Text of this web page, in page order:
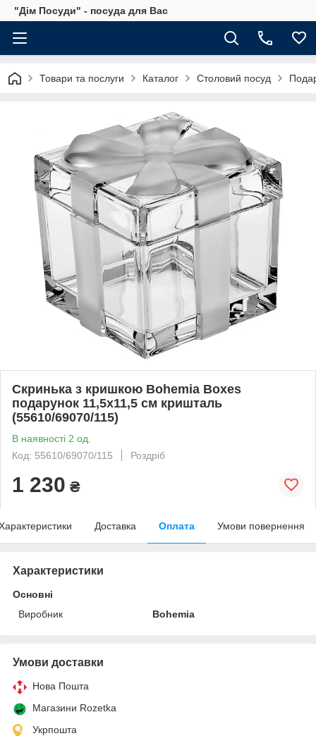
"Дім Посуди" - посуда для Вас
Товари та послуги Каталог Столовий посуд
Скринька з кришкою Bohemia Boxes
подарунок 11,5х11,5 см кришталь
(55610/69070/115)
В наявності 2 од.
Код: 55610/69070/115
Роздріб
1 230 ₴
Доставка Оплата Умови повернення
Характеристики
Основні
Виробник
Bohemia
Умови доставки
Нова Пошта
Магазини Rozetka
Укрпошта